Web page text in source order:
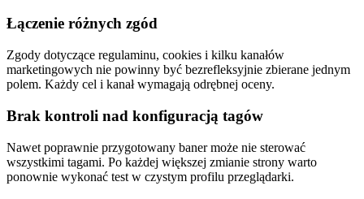
Łączenie różnych zgód
Zgody dotyczące regulaminu, cookies i kilku kanałów
marketingowych nie powinny być bezrefleksyjnie zbierane jednym
polem. Każdy cel i kanał wymagają odrębnej oceny.
Brak kontroli nad konfiguracją tagów
Nawet poprawnie przygotowany baner może nie sterować
wszystkimi tagami. Po każdej większej zmianie strony warto
ponownie wykonać test w czystym profilu przeglądarki.